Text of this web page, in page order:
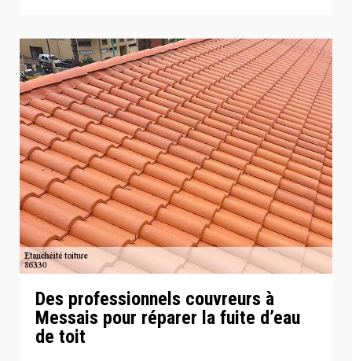
Des professionnels couvreurs à
Messais pour réparer la fuite d’eau
de toit